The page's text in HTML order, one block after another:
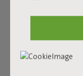
DIE LED-